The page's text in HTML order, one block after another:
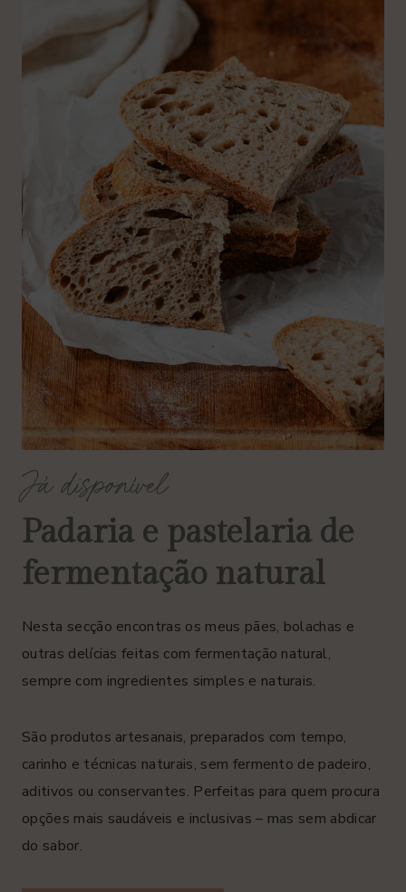
Já disponível
Padaria e pastelaria de
fermentação natural
Nesta secção encontras os meus pães, bolachas e
outras delícias feitas com fermentação natural,
sempre com ingredientes simples e naturais.
São produtos artesanais, preparados com tempo,
carinho e técnicas naturais, sem fermento de padeiro,
aditivos ou conservantes. Perfeitas para quem procura
opções mais saudáveis e inclusivas – mas sem abdicar
do sabor.